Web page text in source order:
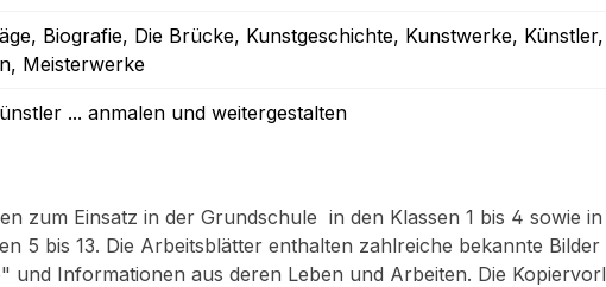
, Biografie, Die Brücke, Kunstgeschichte, Kunstwerke, Künstler,
, Meisterwerke
... anmalen und weitergestalten
zum Einsatz in der Grundschule in den Klassen 1 bis 4 sowie
5 bis 13. Die Arbeitsblätter enthalten zahlreiche bekannte Bilder
und Informationen aus deren Leben und Arbeiten. Die